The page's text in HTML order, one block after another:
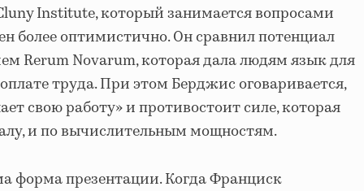
Institute, который занимается вопросами
более оптимистично. Он сравнил потенциал
Rerum Novarum, которая дала людям язык для
труда. При этом Берджис оговаривается,
свою работу» и противостоит силе, которая
и по вычислительным мощностям.
форма презентации. Когда Франциск